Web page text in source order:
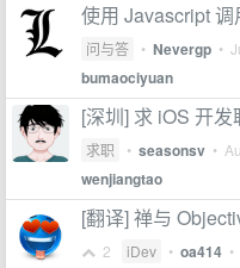
使用 Javascript
问与答 • Nevergp •
bumaociyuan
[深圳] 求 iOS 开发
求职 • seasonsv •
wenjiangtao
[翻译] 禅与
2 iDev • oa414 •